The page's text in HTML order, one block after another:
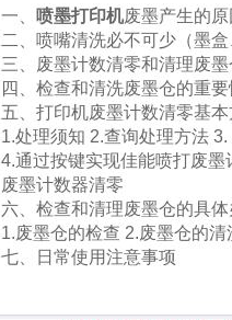
一、 喷墨打印机废墨产生的原
二、喷嘴清洗必不可少（墨
三、废墨计数清零和清理废
四、检查和清洗废墨仓的重
五、 打印机废墨计数清零基
1.处理须知 2.查询处理方法
4.通过按键实现佳能喷打废
废墨计数器清零
六、检查和清理废墨仓的具
1.废墨仓的检查 2.废墨仓的清
七、日常使用注意事项